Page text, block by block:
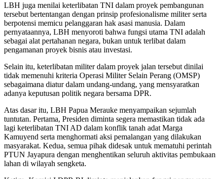
LBH juga menilai keterlibatan TNI dalam proyek pembangunan
tersebut bertentangan dengan prinsip profesionalisme militer serta
berpotensi memicu pelanggaran hak asasi manusia. Dalam
pernyataannya, LBH menyoroti bahwa fungsi utama TNI adalah
sebagai alat pertahanan negara, bukan untuk terlibat dalam
pengamanan proyek bisnis atau investasi.
Selain itu, keterlibatan militer dalam proyek jalan tersebut dinilai
tidak memenuhi kriteria Operasi Militer Selain Perang (OMSP)
sebagaimana diatur dalam undang-undang, yang mensyaratkan
adanya keputusan politik negara bersama DPR.
Atas dasar itu, LBH Papua Merauke menyampaikan sejumlah
tuntutan. Pertama, Presiden diminta segera memastikan tidak ada
lagi keterlibatan TNI AD dalam konflik tanah adat Marga
Kamuyend serta menghormati aksi pemalangan yang dilakukan
masyarakat. Kedua, semua pihak didesak untuk mematuhi perintah
PTUN Jayapura dengan menghentikan seluruh aktivitas pembukaan
lahan di wilayah sengketa.